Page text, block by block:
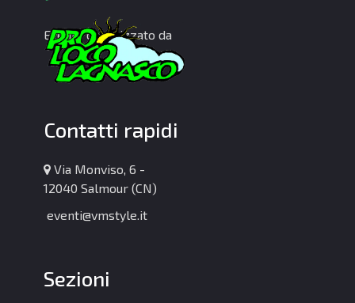
Evento organizzato da
Contatti rapidi
Via Monviso, 6 -
12040 Salmour (CN)
eventi@vmstyle.it
Sezioni